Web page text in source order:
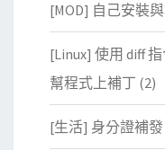
[MOD] 自己安裝
[Linux] 使用 diff
幫程式上補丁 (2)
[生活] 身分證補